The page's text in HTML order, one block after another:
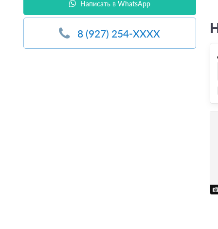
Написать в WhatsApp
8 (927) 254-XXXX